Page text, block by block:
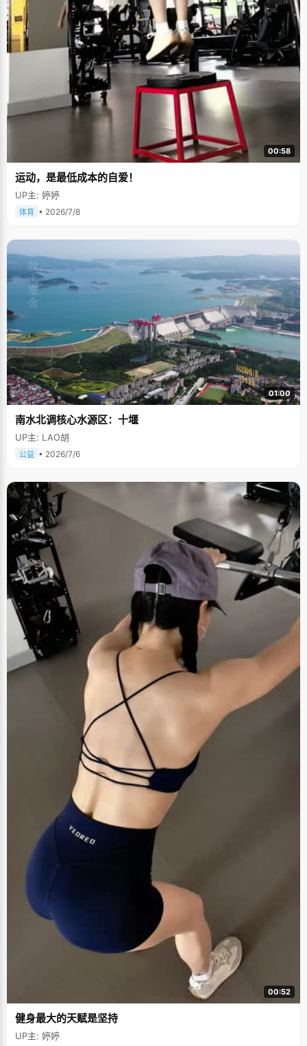
00:58
运动，是最低成本的自爱！
UP主: 婷婷
体育 • 2026/7/8
01:00
南水北调核心水源区：十堰
UP主: LAO胡
公益 • 2026/7/6
00:52
健身最大的天赋是坚持
UP主: 婷婷